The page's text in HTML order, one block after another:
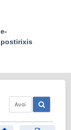
e-
postirixis